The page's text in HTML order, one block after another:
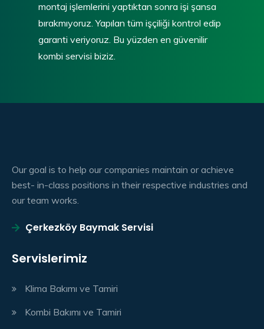
montaj işlemlerini yaptıktan sonra işi şansa
bırakmıyoruz. Yapılan tüm işçiliği kontrol edip
garanti veriyoruz. Bu yüzden en güvenilir
kombi servisi biziz.
Our goal is to help our companies maintain or achieve
best- in-class positions in their respective industries and
our team works.
Çerkezköy Baymak Servisi
Servislerimiz
Klima Bakımı ve Tamiri
Kombi Bakımı ve Tamiri